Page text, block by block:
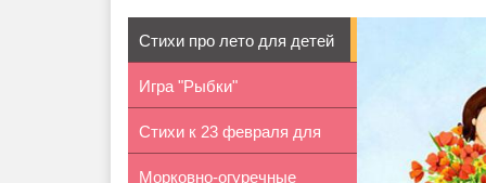
Стихи про лето для детей
7-8 лет
Игра "Рыбки"
Стихи к 23 февраля для
детей 5-...
Морковно-огуречные